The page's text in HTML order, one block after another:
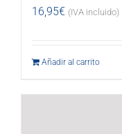
16,95€ (IVA incluido)
Añadir al carrito